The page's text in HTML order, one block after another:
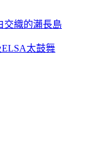
交織的瀨長島
ELSA太鼓舞